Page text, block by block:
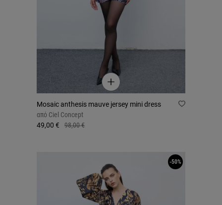
Mosaic anthesis mauve jersey mini dress
από Ciel Concept
49,00 €
98,00 €
-50%